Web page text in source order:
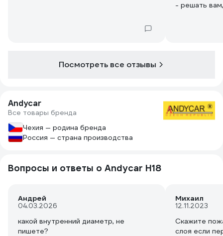
- решать
Посмотреть все отзывы
Andycar
Все товары бренда
Чехия — родина бренда
Россия — страна производства
Вопросы и ответы о Andycar H18
Андрей
04.03.2026
какой внутренний диаметр, не
пишете?
Михаил
12.11.2023
Скажите
слоя если